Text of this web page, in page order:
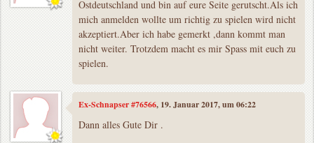
Ostdeutschland und bin auf eure Seite gerutscht.Als ich
mich anmelden wollte um richtig zu spielen wird nicht
akzeptiert.Aber ich habe gemerkt ,dann kommt man
nicht weiter. Trotzdem macht es mir Spass mit euch zu
spielen.
Ex-Schnapser #76566, 19. Januar 2017, um 06:22
Dann alles Gute Dir .